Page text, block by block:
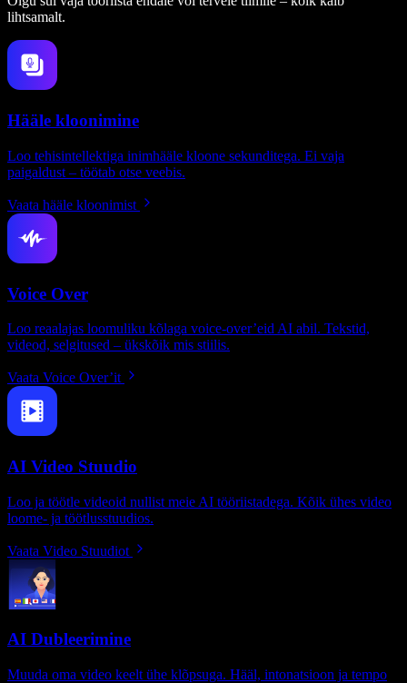
lihtsamalt.
Hääle kloonimine
Loo tehisintellektiga inimhääle kloone sekunditega. Ei vaja
paigaldust – töötab otse veebis.
Vaata hääle kloonimist
Voice Over
Loo reaalajas loomuliku kõlaga voice-over’eid AI abil. Tekstid,
videod, selgitused – ükskõik mis stiilis.
Vaata Voice Over’it
AI Video Stuudio
Loo ja töötle videoid nullist meie AI tööriistadega. Kõik ühes video
loome- ja töötlusstuudios.
Vaata Video Stuudiot
AI Dubleerimine
Muuda oma video keelt ühe klõpsuga. Hääl, intonatsioon ja tempo